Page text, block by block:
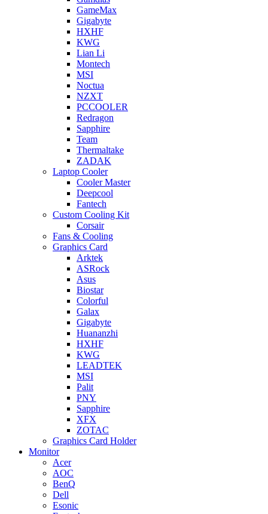
GameMax
Gigabyte
HXHF
KWG
Lian Li
Montech
MSI
Noctua
NZXT
PCCOOLER
Redragon
Sapphire
Team
Thermaltake
ZADAK
Laptop Cooler
Cooler Master
Deepcool
Fantech
Custom Cooling Kit
Corsair
Fans & Cooling
Graphics Card
Arktek
ASRock
Asus
Biostar
Colorful
Galax
Gigabyte
Huananzhi
HXHF
KWG
LEADTEK
MSI
Palit
PNY
Sapphire
XFX
ZOTAC
Graphics Card Holder
Monitor
Acer
AOC
BenQ
Dell
Esonic